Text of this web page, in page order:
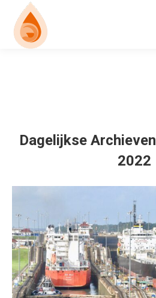
Dagelijkse Archieven
2022